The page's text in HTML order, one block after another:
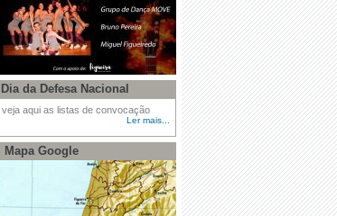
Dia da Defesa Nacional
veja aqui as listas de convocação
Ler mais...
Mapa Google